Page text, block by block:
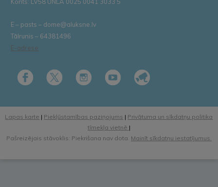
E – pasts – dome@aluksne.lv
Tālrunis – 64381496
E-adrese
Lapas karte | Piekļūstamības paziņojums | Privātuma un sīkdatņu politika
tīmekļa vietnē |
Pašreizējais stāvoklis: Piekrišana nav dota. Mainīt sīkdatņu iestatījumus.